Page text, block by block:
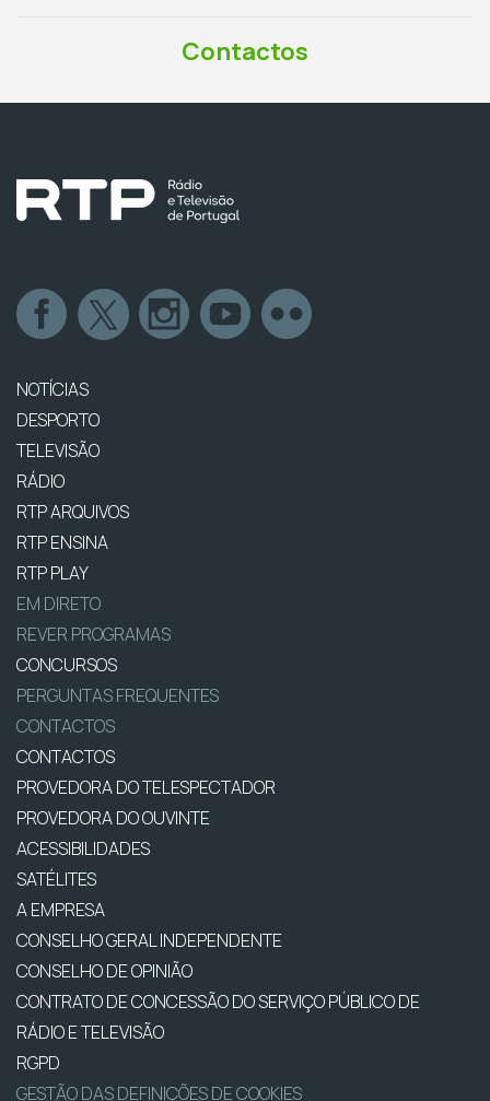
Contactos
NOTÍCIAS
DESPORTO
TELEVISÃO
RÁDIO
RTP ARQUIVOS
RTP ENSINA
RTP PLAY
EM DIRETO
REVER PROGRAMAS
CONCURSOS
PERGUNTAS FREQUENTES
CONTACTOS
CONTACTOS
PROVEDORA DO TELESPECTADOR
PROVEDORA DO OUVINTE
ACESSIBILIDADES
SATÉLITES
A EMPRESA
CONSELHO GERAL INDEPENDENTE
CONSELHO DE OPINIÃO
CONTRATO DE CONCESSÃO DO SERVIÇO PÚBLICO DE
RÁDIO E TELEVISÃO
RGPD
GESTÃO DAS DEFINIÇÕES DE COOKIES